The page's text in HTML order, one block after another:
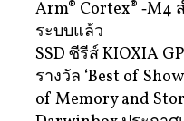
Arm® Cortex®
ระบบแล้ว
SSD ซีรีส์ KIOXIA
รางวัล ‘Best of
of Memory and